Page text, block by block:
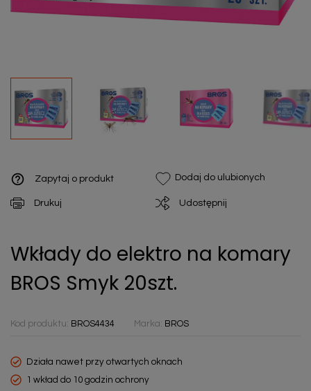
help_outline Zapytaj o produkt Dodaj do ulubionych
Drukuj Udostępnij
Wkłady do elektro na komary
BROS Smyk 20szt.
Kod produktu: BROS4434 Marka: BROS
Działa nawet przy otwartych oknach
1 wkład do 10 godzin ochrony